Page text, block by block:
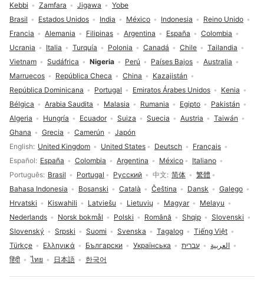
Selección de idioma
English United Kingdom United States Deutsch
Français
Español
España Colombia Argentina México
Italiano
Português Brasil Portugal Русский 中文 简体
繁體
Bahasa Indonesia
Bosanski Català Čeština Dansk
Galego
Hrvatski
Kiswahili Latviešu Lietuvių Magyar
Melayu
Nederlands
Norsk bokmål Polski Română Shqip
Slovenski
Slovenský
Srpski Suomi Svenska Tagalog
Tiếng Việt
Türkçe
Ελληνικά Български Українська עברית
العربية
हिंदी
ไทย 日本語 한국어
Brasil Estados Unidos India México Indonesia
Reino Unido
Francia
Alemania Filipinas Argentina España
Colombia
Ucrania
Italia Turquía Polonia Canadá Chile
Tailandia
Vietnam
Sudáfrica Nigeria Perú Países Bajos
Australia
Marruecos
República Checa China
Kazajistán
República Dominicana
Portugal Emiratos Árabes Unidos
Kenia
Bélgica
Arabia Saudita Malasia Rumania Egipto
Pakistán
Algeria
Hungría Ecuador Suiza Suecia Austria
Taiwán
Ghana
Grecia Camerún Japón
Kebbi
Zamfara Jigawa Yobe